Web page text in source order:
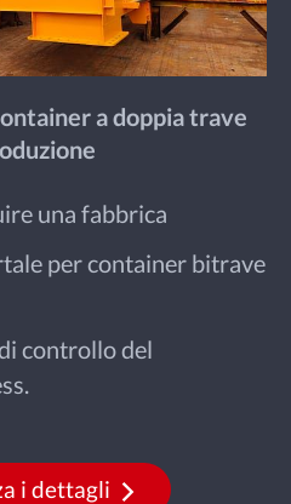
a doppia trave
una fabbrica
per container bitrave
controllo del
i dettagli